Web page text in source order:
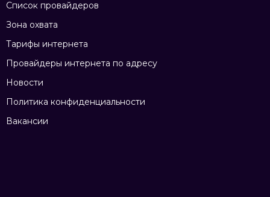
Список провайдеров
Зона охвата
Тарифы интернета
Провайдеры интернета по адресу
Новости
Политика конфиденциальности
Вакансии